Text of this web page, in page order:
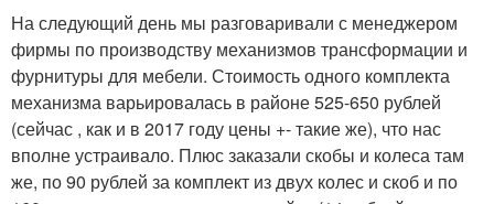
На следующий день мы разговаривали с менеджером
фирмы по производству механизмов трансформации и
фурнитуры для мебели. Стоимость одного комплекта
механизма варьировалась в районе 525-650 рублей
(сейчас , как и в 2017 году цены +- такие же), что нас
вполне устраивало. Плюс заказали скобы и колеса там
же, по 90 рублей за комплект из двух колес и скоб и по